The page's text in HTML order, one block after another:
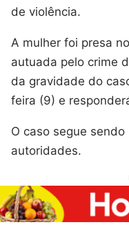
de violência.
A mulher foi presa
autuada pelo crime
da gravidade do
feira (9) e
O caso segue
autoridades.